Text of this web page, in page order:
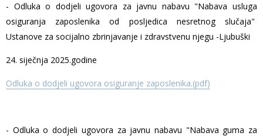
- Odluka o dodjeli ugovora za javnu nabavu "Nabava usluga
osiguranja zaposlenika od posljedica nesretnog slučaja"
Ustanove za socijalno zbrinjavanje i zdravstvenu njegu -Ljubuški
24. siječnja 2025.godine
Odluka o dodjeli ugovora osiguranje zaposlenika.(pdf)
- Odluka o dodjeli ugovora za javnu nabavu "Nabava guma za